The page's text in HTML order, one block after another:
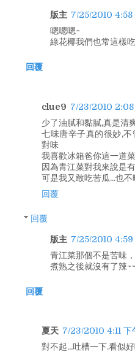
版主 7/25/2010 4:58
嗯嗯嗯~
綠花椰我們也常這樣
回覆
clue9 7/23/2010 2:08
少了油膩和黏膩,真是清
七味唐辛子真的很妙,
對味
我喜歡冰箱爸你這一道
因為青江菜對我來說是
可是我又敢吃苦瓜...也
回覆
回覆
版主 7/25/2010 4:59
青江菜那個不是苦味
煮熟之後就沒有了辣
回覆
夏天 7/23/2010 4:11 下
對不起...吐槽一下.看似